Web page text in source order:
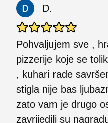
D.
Pohvaljujem sve ,
pizzerije koje se
, kuhari rade
stigla nije bas
zato vam je drugo
zavrijedili su